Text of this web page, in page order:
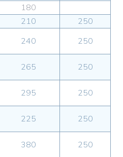
180
210
250
240
250
265
250
295
250
225
250
380
250